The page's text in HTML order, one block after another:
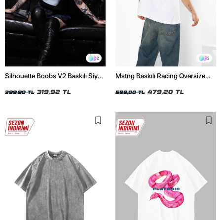
2
Silhouette Boobs V2 Baskılı Siyah
399,90 TL 319,92 TL
2
Mstng Baskılı Racing Oversize
599,00 TL 479,20 TL